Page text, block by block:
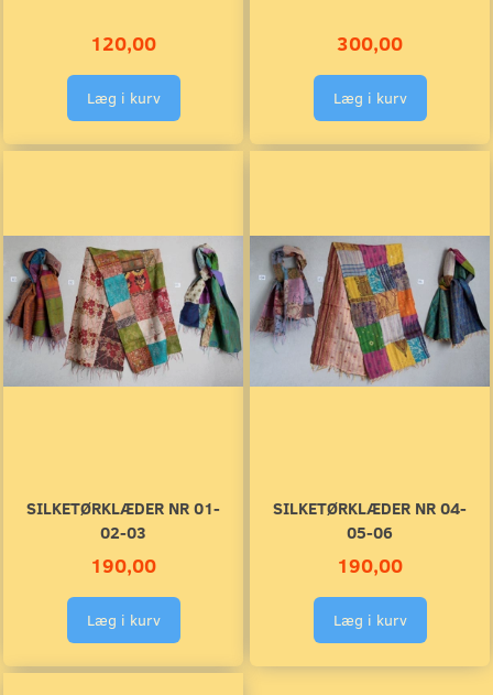
120,00
Læg i kurv
300,00
Læg i kurv
SILKETØRKLÆDER NR 01-
02-03
190,00
Læg i kurv
SILKETØRKLÆDER NR 04-
05-06
190,00
Læg i kurv